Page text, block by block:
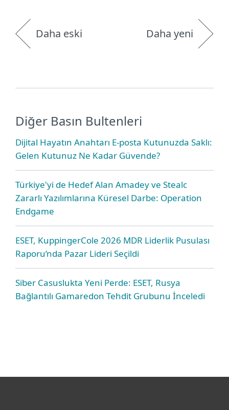
Daha eski Daha yeni
Diğer Basın Bultenleri
Dijital Hayatın Anahtarı E-posta Kutunuzda Saklı:
Gelen Kutunuz Ne Kadar Güvende?
Türkiye'yi de Hedef Alan Amadey ve Stealc
Zararlı Yazılımlarına Küresel Darbe: Operation
Endgame
ESET, KuppingerCole 2026 MDR Liderlik Pusulası
Raporu’nda Pazar Lideri Seçildi
Siber Casuslukta Yeni Perde: ESET, Rusya
Bağlantılı Gamaredon Tehdit Grubunu İnceledi